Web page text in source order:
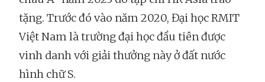
tặng. Trước đó vào năm 2020, Đại học RMIT
Việt Nam là trường đại học đầu tiên được
vinh danh với giải thưởng này ở đất nước
hình chữ S.